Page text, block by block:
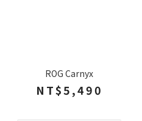
ROG Carnyx
NT$5,490